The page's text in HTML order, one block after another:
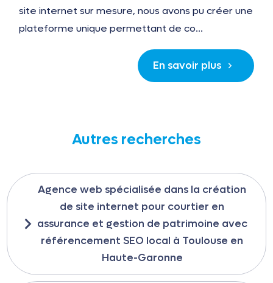
site internet sur mesure, nous avons pu créer une
plateforme unique permettant de co...
En savoir plus
Autres recherches
Agence web spécialisée dans la création
de site internet pour courtier en
assurance et gestion de patrimoine avec
référencement SEO local à Toulouse en
Haute-Garonne